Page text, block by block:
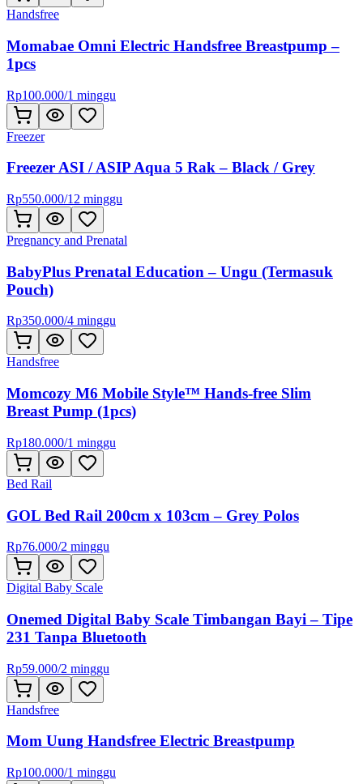
Handsfree
Momabae Omni Electric Handsfree Breastpump –
1pcs
Rp100.000/1 minggu
Freezer
Freezer ASI / ASIP Aqua 5 Rak – Black / Grey
Rp550.000/12 minggu
Pregnancy and Prenatal
BabyPlus Prenatal Education – Ungu (Termasuk
Pouch)
Rp350.000/4 minggu
Handsfree
Momcozy M6 Mobile Style™ Hands-free Slim
Breast Pump (1pcs)
Rp180.000/1 minggu
Bed Rail
GOL Bed Rail 200cm x 103cm – Grey Polos
Rp76.000/2 minggu
Digital Baby Scale
Onemed Digital Baby Scale Timbangan Bayi – Tipe
231 Tanpa Bluetooth
Rp59.000/2 minggu
Handsfree
Mom Uung Handsfree Electric Breastpump
Rp100.000/1 minggu